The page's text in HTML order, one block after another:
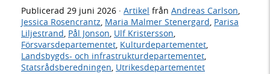
Publicerad 29 juni 2026 · Artikel från Andreas Carlson,
Jessica Rosencrantz, Maria Malmer Stenergard, Parisa
Liljestrand, Pål Jonson, Ulf Kristersson,
Försvarsdepartementet, Kulturdepartementet,
Landsbygds- och infrastrukturdepartementet,
Statsrådsberedningen, Utrikesdepartementet